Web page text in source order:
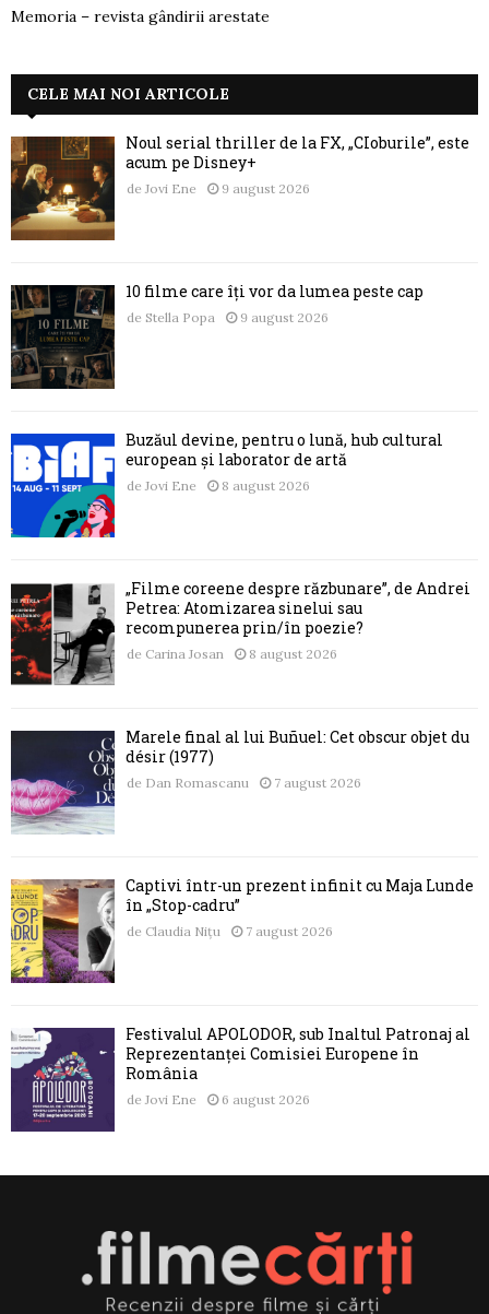
Memoria – revista gândirii arestate
CELE MAI NOI ARTICOLE
Noul serial thriller de la FX, „CIoburile”, este
acum pe Disney+
de Jovi Ene 9 august 2026
10 filme care îți vor da lumea peste cap
de Stella Popa 9 august 2026
Buzăul devine, pentru o lună, hub cultural
european și laborator de artă
de Jovi Ene 8 august 2026
„Filme coreene despre răzbunare”, de Andrei
Petrea: Atomizarea sinelui sau
recompunerea prin/în poezie?
de Carina Josan 8 august 2026
Marele final al lui Buñuel: Cet obscur objet du
désir (1977)
de Dan Romascanu 7 august 2026
Captivi într-un prezent infinit cu Maja Lunde
în „Stop-cadru”
de Claudia Nițu 7 august 2026
Festivalul APOLODOR, sub Înaltul Patronaj al
Reprezentanței Comisiei Europene în
România
de Jovi Ene 6 august 2026